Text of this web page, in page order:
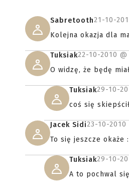
Sabretooth21-10-
Kolejna okazja dla
Tuksiak22-10-2010 @
O widzę, że będę
Tuksiak29-10-
coś się
Jacek Sidi23-10-2010
To się jeszcze okaże
Tuksiak29-10-
A to pochwal